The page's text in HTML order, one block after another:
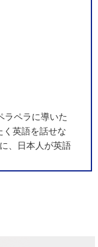
ラペラに導いた
英語を話せな
、日本人が英語